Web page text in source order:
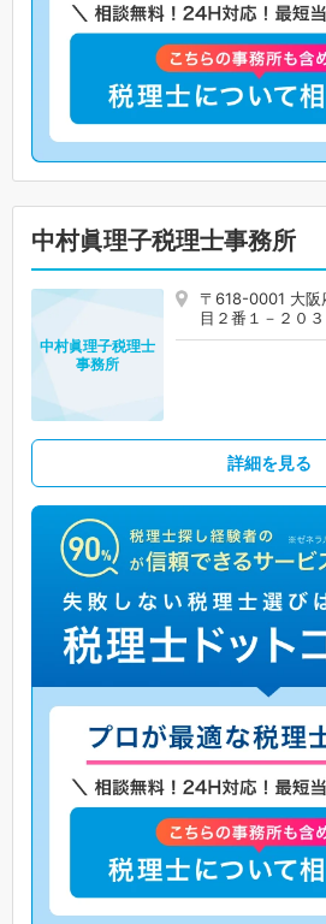
中村眞理子税理士事務所
〒618-0001 大阪
目２番１－２０３
中村眞理子税理士
事務所
詳細を見る